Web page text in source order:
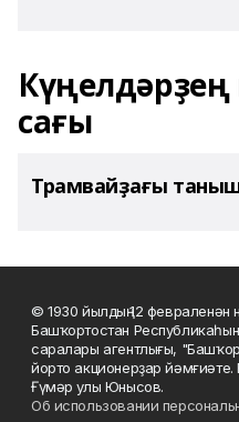
сағы
Трамвайҙағы
© 1930 йылдың 12
Башҡортостан
саралары агентлығы,
йорто акционерҙар
Ғүмәр улы Юнысов.
Об использовании